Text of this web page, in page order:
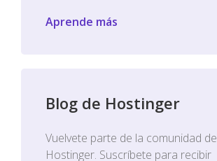
Aprende más
Blog de Hostinger
Vuelvete parte de la comunidad de
Hostinger. Suscríbete para recibir